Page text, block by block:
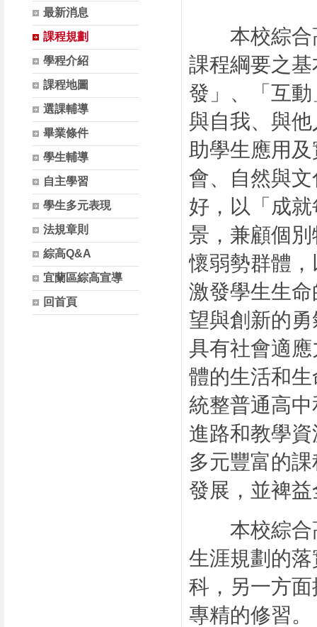
最新消息
課程規劃
學程介紹
課程地圖
選課輔導
畢業條件
學生輔導
自主學習
學生多元表現
法規章則
綜高Q&A
宜蘭區綜高宣導
回首頁
本校綜合高
課程綱要之
發」、「互
與自我、與
助學生應用
會、自然與
好，以「成
景，兼顧個
懷弱勢群體
激發學生生
望與創新的
具有社會適
體的生活和
統整普通高
進路和教學
多元豐富的
發展，並裨
本校綜合高
生涯規劃的
科，另一方
專精的修習。